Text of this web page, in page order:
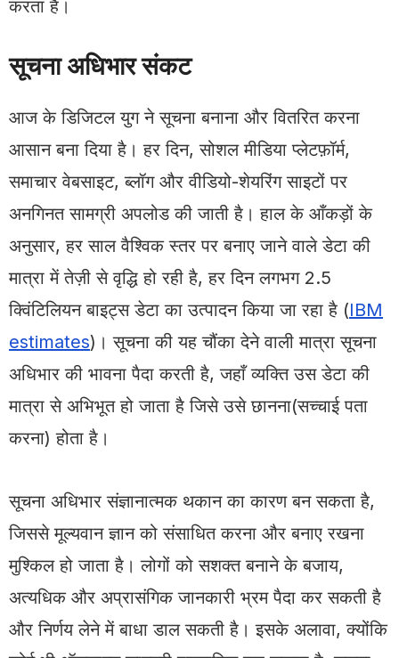
करता है।
सूचना अधिभार संकट
आज के डिजिटल युग ने सूचना बनाना और वितरित करना
आसान बना दिया है। हर दिन, सोशल मीडिया प्लेटफ़ॉर्म,
समाचार वेबसाइट, ब्लॉग और वीडियो-शेयरिंग साइटों पर
अनगिनत सामग्री अपलोड की जाती है। हाल के आँकड़ों के
अनुसार, हर साल वैश्विक स्तर पर बनाए जाने वाले डेटा की
मात्रा में तेज़ी से वृद्धि हो रही है, हर दिन लगभग 2.5
क्विंटिलियन बाइट्स डेटा का उत्पादन किया जा रहा है (IBM
estimates)। सूचना की यह चौंका देने वाली मात्रा सूचना
अधिभार की भावना पैदा करती है, जहाँ व्यक्ति उस डेटा की
मात्रा से अभिभूत हो जाता है जिसे उसे छानना(सच्चाई पता
करना) होता है।
सूचना अधिभार संज्ञानात्मक थकान का कारण बन सकता है,
जिससे मूल्यवान ज्ञान को संसाधित करना और बनाए रखना
मुश्किल हो जाता है। लोगों को सशक्त बनाने के बजाय,
अत्यधिक और अप्रासंगिक जानकारी भ्रम पैदा कर सकती है
और निर्णय लेने में बाधा डाल सकती है। इसके अलावा, क्योंकि